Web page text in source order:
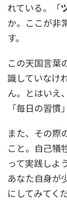
れている。「
か。ここが非
す。
この天国言葉
識していなけ
ん。とはいえ
「毎日の習慣
また、その際
こと。自己犠
って実践しよ
あなた自身が
にしてみてく